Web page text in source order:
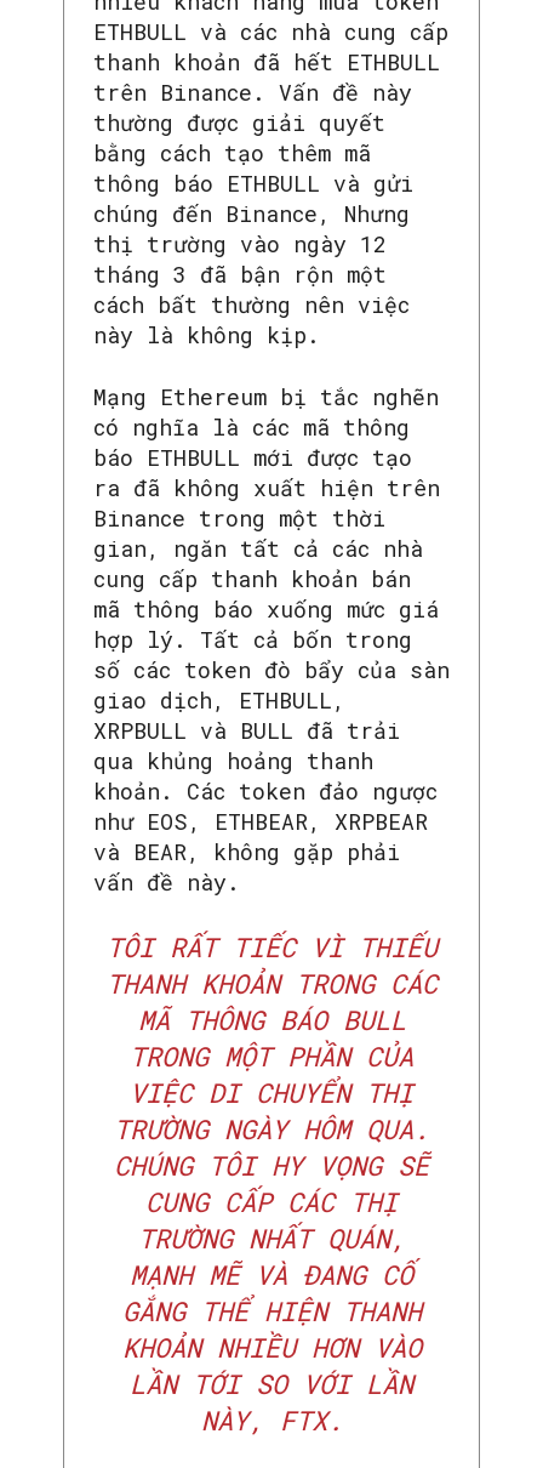
SEARCH...
ETHBULL và các nhà cung cấp
thanh khoản đã hết ETHBULL
trên Binance. Vấn đề này
thường được giải quyết
bằng cách tạo thêm mã
thông báo ETHBULL và gửi
chúng đến Binance, Nhưng
thị trường vào ngày 12
tháng 3 đã bận rộn một
cách bất thường nên việc
này là không kịp.
Mạng Ethereum bị tắc nghẽn
có nghĩa là các mã thông
báo ETHBULL mới được tạo
ra đã không xuất hiện trên
Binance trong một thời
gian, ngăn tất cả các nhà
cung cấp thanh khoản bán
mã thông báo xuống mức giá
hợp lý. Tất cả bốn trong
số các token đò bẩy của sàn
giao dịch, ETHBULL,
XRPBULL và BULL đã trải
qua khủng hoảng thanh
khoản. Các token đảo ngược
như EOS, ETHBEAR, XRPBEAR
và BEAR, không gặp phải
vấn đề này.
TÔI RẤT TIẾC VÌ THIẾU
THANH KHOẢN TRONG CÁC
MÃ THÔNG BÁO BULL
TRONG MỘT PHẦN CỦA
VIỆC DI CHUYỂN THỊ
TRƯỜNG NGÀY HÔM QUA.
CHÚNG TÔI HY VỌNG SẼ
CUNG CẤP CÁC THỊ
TRƯỜNG NHẤT QUÁN,
MẠNH MẼ VÀ ĐANG CỐ
GẮNG THỂ HIỆN THANH
KHOẢN NHIỀU HƠN VÀO
LẦN TỚI SO VỚI LẦN
NÀY, FTX.